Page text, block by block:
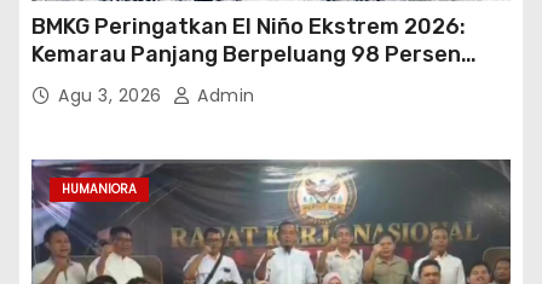
BMKG Peringatkan El Niño Ekstrem 2026:
Kemarau Panjang Berpeluang 98 Persen
hingga Awal 2027
Agu 3, 2026 Admin
HUMANIORA